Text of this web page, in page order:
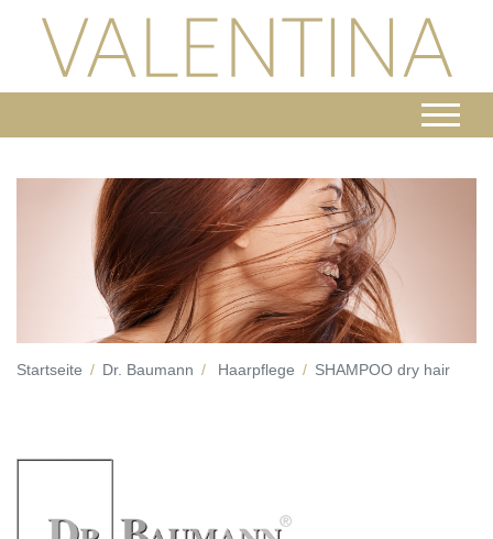
Startseite Dr. Baumann Haarpflege SHAMPOO dry hair